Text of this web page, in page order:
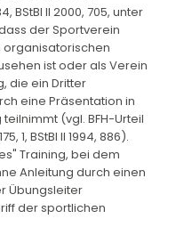
BStBl II 2000, 705, unter
der Sportverein
ist oder als Verein
die ein Dritter
eine Präsentation in
(vgl. BFH-Urteil
1, BStBl II 1994, 886).
Training, bei dem
Anleitung durch einen
Übungsleiter
der sportlichen